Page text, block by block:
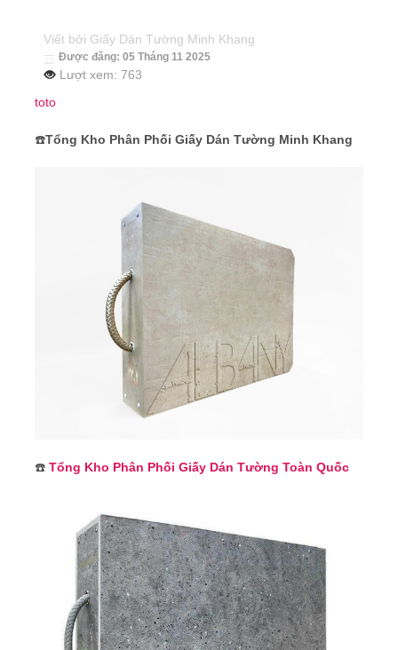
Viết bởi Giấy Dán Tường Minh Khang
Được đăng: 05 Tháng 11 2025
Lượt xem: 763
toto
☎️Tổng Kho Phân Phối Giấy Dán Tường Minh Khang
☎️ Tổng Kho Phân Phối Giấy Dán Tường Toàn Quốc